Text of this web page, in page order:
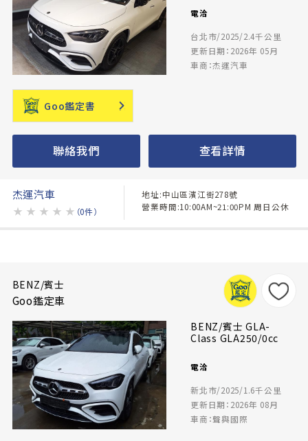
電洽
台北市/2025/2.4千公里
更新日期：2026年 05月
車商：杰運汽車
Goo鑑定書
聯絡我們 查看詳情
杰運汽車
★ ★ ★ ★ ★ （0件）
地址:中山區濱江街278號
營業時間:10:00AM~21:00PM 周日公休
BENZ/賓士
Goo鑑定車
BENZ/賓士 GLA-
Class GLA250/0cc
電洽
新北市/2025/1.6千公里
更新日期：2026年 08月
車商：聲與國際